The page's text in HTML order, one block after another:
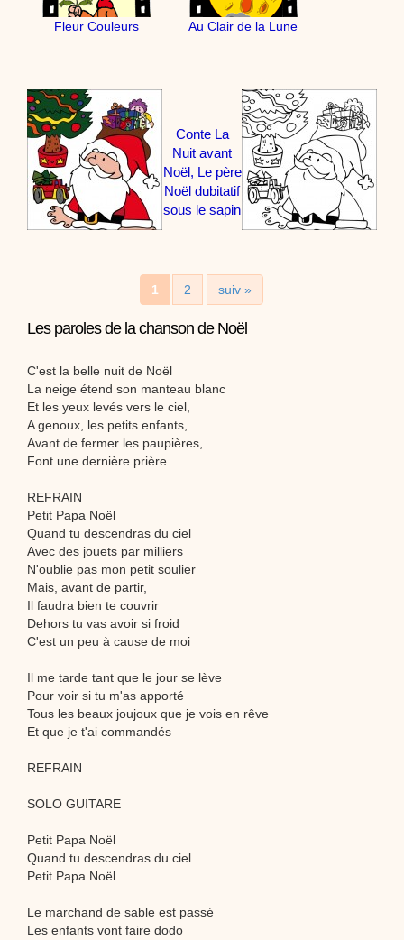
Fleur Couleurs Au Clair de la Lune
Conte La
Nuit avant
Noël, Le père
Noël dubitatif
sous le sapin
1 2 suiv »
Les paroles de la chanson de Noël
C'est la belle nuit de Noël
La neige étend son manteau blanc
Et les yeux levés vers le ciel,
A genoux, les petits enfants,
Avant de fermer les paupières,
Font une dernière prière.
REFRAIN
Petit Papa Noël
Quand tu descendras du ciel
Avec des jouets par milliers
N'oublie pas mon petit soulier
Mais, avant de partir,
Il faudra bien te couvrir
Dehors tu vas avoir si froid
C'est un peu à cause de moi
Il me tarde tant que le jour se lève
Pour voir si tu m'as apporté
Tous les beaux joujoux que je vois en rêve
Et que je t'ai commandés
REFRAIN
SOLO GUITARE
Petit Papa Noël
Quand tu descendras du ciel
Petit Papa Noël
Le marchand de sable est passé
Les enfants vont faire dodo